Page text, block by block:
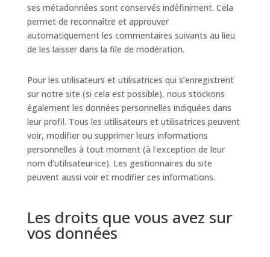
ses métadonnées sont conservés indéfiniment. Cela
permet de reconnaître et approuver
automatiquement les commentaires suivants au lieu
de les laisser dans la file de modération.
Pour les utilisateurs et utilisatrices qui s’enregistrent
sur notre site (si cela est possible), nous stockons
également les données personnelles indiquées dans
leur profil. Tous les utilisateurs et utilisatrices peuvent
voir, modifier ou supprimer leurs informations
personnelles à tout moment (à l’exception de leur
nom d’utilisateur·ice). Les gestionnaires du site
peuvent aussi voir et modifier ces informations.
Les droits que vous avez sur
vos données